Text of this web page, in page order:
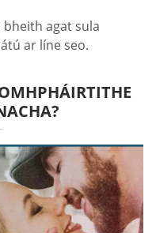
agat sula
ar líne seo.